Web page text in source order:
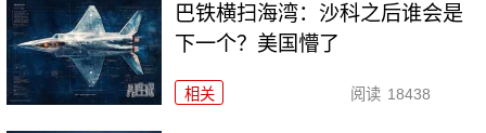
巴铁横扫海湾：沙科之后谁会是
下一个？美国懵了
相关 阅读 18438